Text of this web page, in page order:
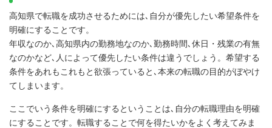
高知県で転職を成功させるためには､自分が優先したい希望条件を
明確にすることです。
年収なのか､高知県内の勤務地なのか､勤務時間､休日・残業の有無
なのかなど､人によって優先したい条件は違うでしょう。希望する
条件をあれもこれもと欲張っていると､本来の転職の目的がぼやけ
てしまいます。
ここでいう条件を明確にするということは､自分の転職理由を明確
にすることです。転職することで何を得たいかをよく考えてみま